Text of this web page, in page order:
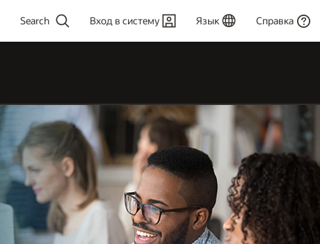
Вход в систему Язык Справка